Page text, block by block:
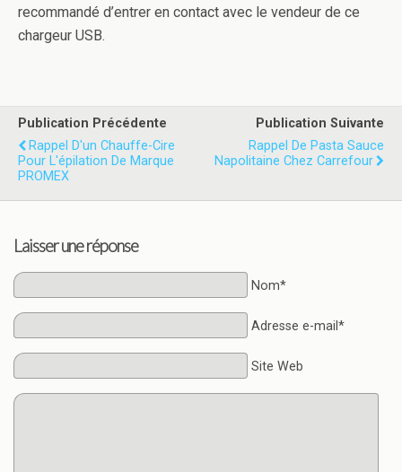
recommandé d’entrer en contact avec le vendeur de ce
chargeur USB.
Publication Précédente
Rappel D'un Chauffe-Cire
Pour L'épilation De Marque
PROMEX
Publication Suivante
Rappel De Pasta Sauce
Napolitaine Chez Carrefour
Laisser une réponse
Nom*
Adresse e-mail*
Site Web